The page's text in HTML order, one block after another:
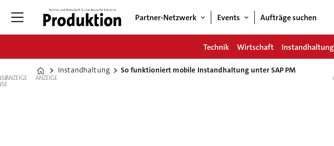
Partner-Netzwerk Events Aufträge suchen
Technik Wirtschaft Instandhaltung
Home
Instandhaltung So funktioniert mobile Instandhaltung unter SAP PM
ANZEIGE ANZEIGE